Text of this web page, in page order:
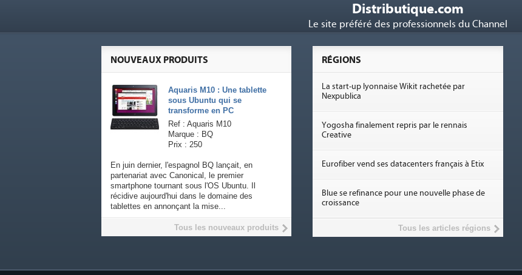
Distributique.com
Le site préféré des professionnels du Channel
NOUVEAUX PRODUITS
Aquaris M10 : Une tablette
sous Ubuntu qui se
transforme en PC
Ref : Aquaris M10
Marque : BQ
Prix : 250
En juin dernier, l'espagnol BQ lançait, en
partenariat avec Canonical, le premier
smartphone tournant sous l'OS Ubuntu. Il
récidive aujourd'hui dans le domaine des
tablettes en annonçant la mise...
Tous les nouveaux produits
RÉGIONS
La start-up lyonnaise Wikit rachetée par
Nexpublica
Yogosha finalement repris par le rennais
Creative
Eurofiber vend ses datacenters français à Etix
Blue se refinance pour une nouvelle phase de
croissance
Tous les articles régions